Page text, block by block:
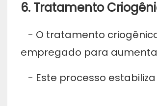
6. Tratamento
- O tratamento
empregado para
- Este processo